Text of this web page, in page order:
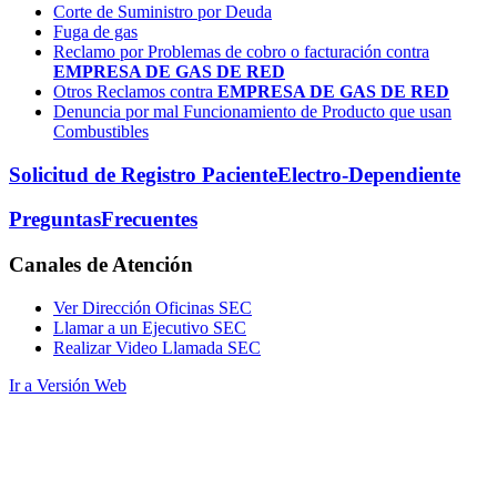
Corte de Suministro por Deuda
Fuga de gas
Reclamo por Problemas de cobro o facturación contra
EMPRESA DE GAS DE RED
Otros Reclamos contra EMPRESA DE GAS DE RED
Denuncia por mal Funcionamiento de Producto que usan
Combustibles
Solicitud de Registro PacienteElectro-Dependiente
PreguntasFrecuentes
Canales de Atención
Ver Dirección Oficinas SEC
Llamar a un Ejecutivo SEC
Realizar Video Llamada SEC
Ir a Versión Web